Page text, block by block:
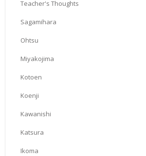
Teacher's Thoughts
Sagamihara
Ohtsu
Miyakojima
Kotoen
Koenji
Kawanishi
Katsura
Ikoma